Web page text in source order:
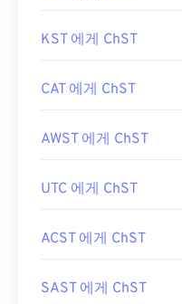
KST 에게 ChST
CAT 에게 ChST
AWST 에게 ChST
UTC 에게 ChST
ACST 에게 ChST
SAST 에게 ChST